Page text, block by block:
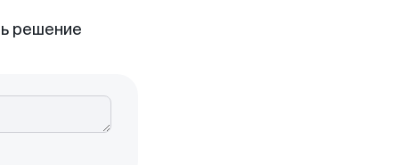
решение